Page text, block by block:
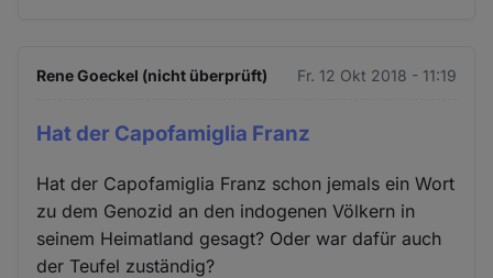
Rene Goeckel (nicht überprüft) Fr. 12 Okt 2018 - 11:19
Hat der Capofamiglia Franz
Hat der Capofamiglia Franz schon jemals ein Wort
zu dem Genozid an den indogenen Völkern in
seinem Heimatland gesagt? Oder war dafür auch
der Teufel zuständig?